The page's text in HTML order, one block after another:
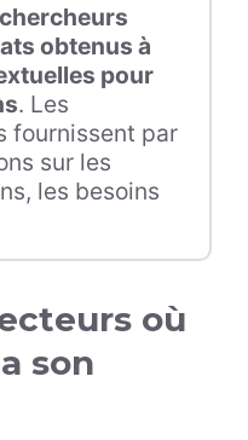
obtenus à
pour
. Les
fournissent par
sur les
les besoins
où
son